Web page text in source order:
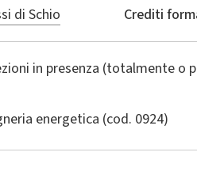
di Schio Crediti
in presenza (totalmente o
energetica (cod. 0924)